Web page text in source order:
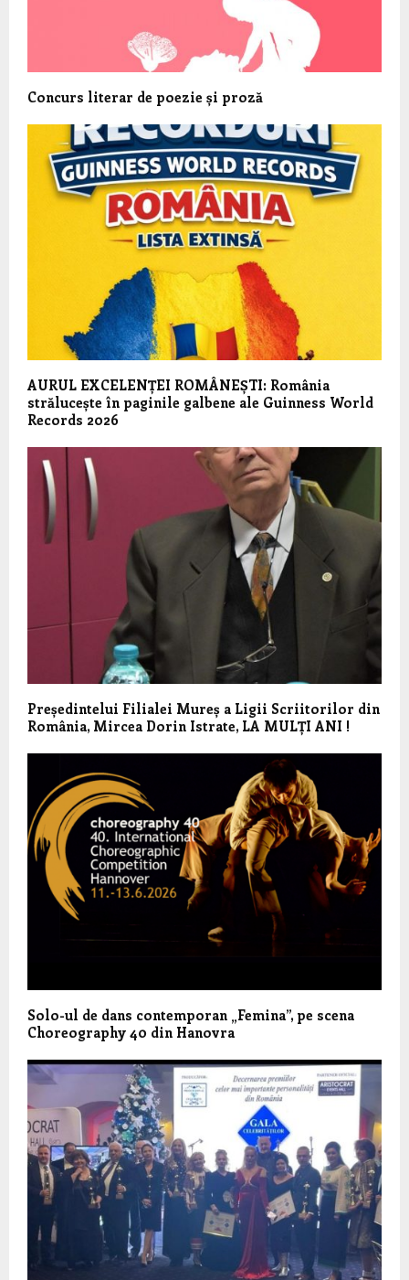
Concurs literar de poezie și proză
AURUL EXCELENȚEI ROMÂNEȘTI: România
strălucește în paginile galbene ale Guinness World
Records 2026
Președintelui Filialei Mureș a Ligii Scriitorilor din
România, Mircea Dorin Istrate, LA MULȚI ANI !
Solo-ul de dans contemporan „Femina”, pe scena
Choreography 40 din Hanovra